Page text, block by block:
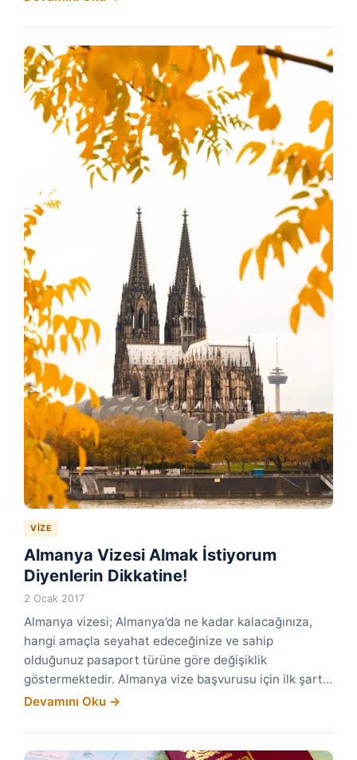
VIZE
Almanya Vizesi Almak İstiyorum
Diyenlerin Dikkatine!
2 Ocak 2017
Almanya vizesi; Almanya’da ne kadar kalacağınıza,
hangi amaçla seyahat edeceğinize ve sahip
olduğunuz pasaport türüne göre değişiklik
göstermektedir. Almanya vize başvurusu için ilk şart…
Devamını Oku →